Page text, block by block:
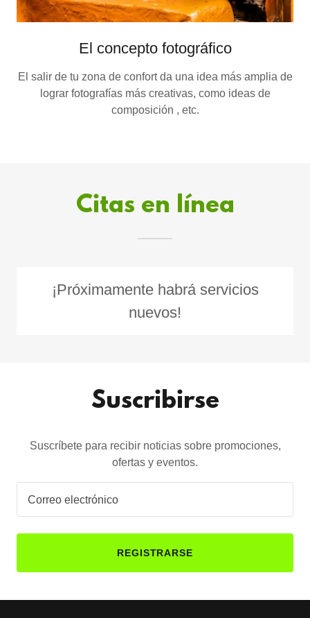
El concepto fotográfico
El salir de tu zona de confort da una idea más amplia de
lograr fotografías más creativas, como ideas de
composición , etc.
Citas en línea
¡Próximamente habrá servicios
nuevos!
Suscribirse
Suscríbete para recibir noticias sobre promociones,
ofertas y eventos.
Correo electrónico
REGISTRARSE